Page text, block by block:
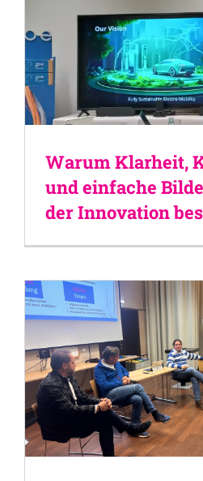
Warum Klarheit,
und einfache
der Innovation